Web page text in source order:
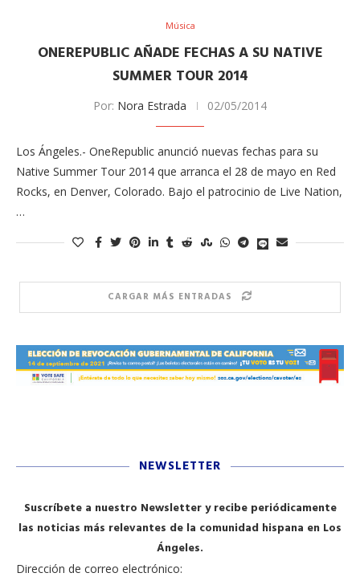
Música
ONEREPUBLIC AÑADE FECHAS A SU NATIVE
SUMMER TOUR 2014
Por: Nora Estrada 02/05/2014
Los Ángeles.- OneRepublic anunció nuevas fechas para su
Native Summer Tour 2014 que arranca el 28 de mayo en Red
Rocks, en Denver, Colorado. Bajo el patrocinio de Live Nation,
…
CARGAR MÁS ENTRADAS
NEWSLETTER
Suscríbete a nuestro Newsletter y recibe periódicamente
las noticias más relevantes de la comunidad hispana en Los
Ángeles.
Dirección de correo electrónico: